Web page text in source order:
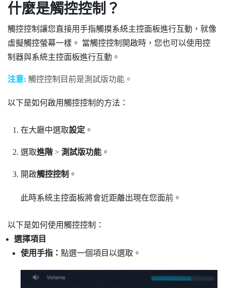
什麼是觸控控制？
觸控控制讓您直接用手指觸摸系統主控面板進行互動，就像
虛擬觸控螢幕一樣。 當觸控控制開啟時，您也可以使用控
制器與系統主控面板進行互動。
注意: 觸控控制目前是測試版功能。
以下是如何啟用觸控控制的方法：
在大廳中選取設定。
選取進階> 測試版功能。
開啟觸控控制 。
此時系統主控面板將會近距離出現在您面前。
以下是如何使用觸控控制：
選擇項目
使用手指： 點選一個項目以選取。